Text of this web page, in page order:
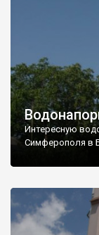
Интересную
Симферополя в